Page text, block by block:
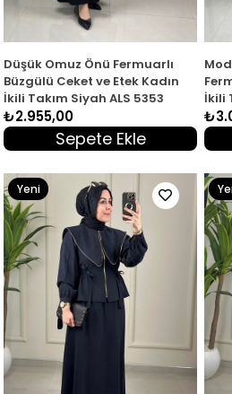
Düşük Omuz Önü Fermuarlı
Büzgülü Ceket ve Etek Kadın
İkili Takım Siyah ALS 5353
₺2.955,00
Sepete Ekle
İkili
Yeni
Ürün